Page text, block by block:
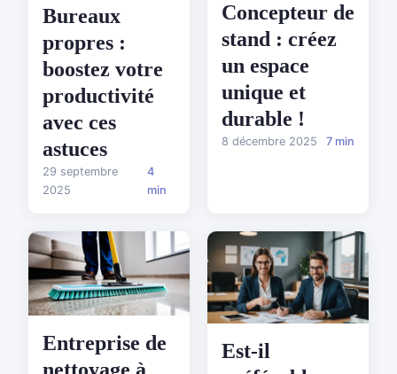
Bureaux
propres :
boostez votre
productivité
avec ces
astuces
29 septembre
2025
4
min
Concepteur de
stand : créez
un espace
unique et
durable !
8 décembre 2025 7 min
Entreprise de
Est-il